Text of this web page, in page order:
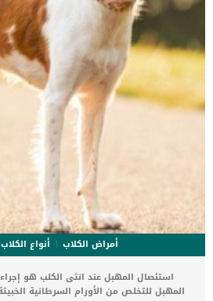
أمراض الكلاب أنواع الكلاب
استئصال المهبل عند انثى الكلب هو
المهبل للتخلص من الأورام السرطانية